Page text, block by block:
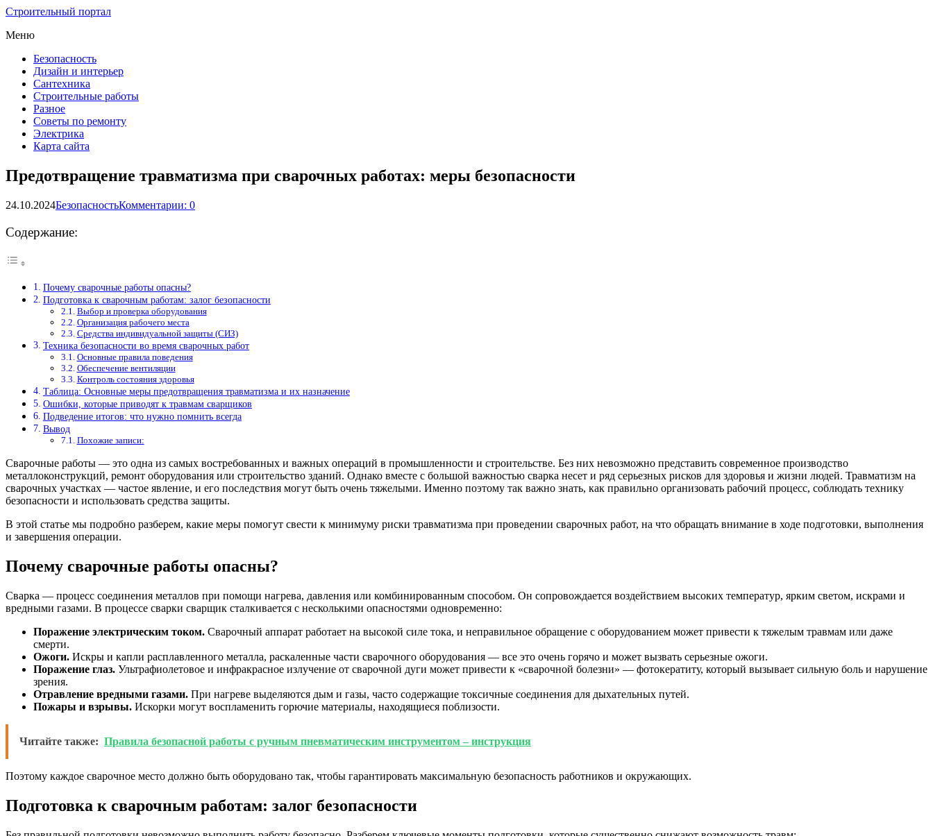
Строительный портал
Меню
Безопасность
Дизайн и интерьер
Сантехника
Строительные работы
Разное
Советы по ремонту
Электрика
Карта сайта
Предотвращение травматизма при сварочных работах: меры безопасности
24.10.2024БезопасностьКомментарии: 0
Содержание:
Почему сварочные работы опасны?
Подготовка к сварочным работам: залог безопасности
Выбор и проверка оборудования
Организация рабочего места
Средства индивидуальной защиты (СИЗ)
Техника безопасности во время сварочных работ
Основные правила поведения
Обеспечение вентиляции
Контроль состояния здоровья
Таблица: Основные меры предотвращения травматизма и их назначение
Ошибки, которые приводят к травмам сварщиков
Подведение итогов: что нужно помнить всегда
Вывод
Похожие записи:
Сварочные работы — это одна из самых востребованных и важных операций в промышленности и строительстве. Без них невозможно представить современное производство
металлоконструкций, ремонт оборудования или строительство зданий. Однако вместе с большой важностью сварка несет и ряд серьезных рисков для здоровья и жизни людей. Травматизм на
сварочных участках — частое явление, и его последствия могут быть очень тяжелыми. Именно поэтому так важно знать, как правильно организовать рабочий процесс, соблюдать технику
безопасности и использовать средства защиты.
В этой статье мы подробно разберем, какие меры помогут свести к минимуму риски травматизма при проведении сварочных работ, на что обращать внимание в ходе подготовки, выполнения
и завершения операции.
Почему сварочные работы опасны?
Сварка — процесс соединения металлов при помощи нагрева, давления или комбинированным способом. Он сопровождается воздействием высоких температур, ярким светом, искрами и
вредными газами. В процессе сварки сварщик сталкивается с несколькими опасностями одновременно:
Поражение электрическим током. Сварочный аппарат работает на высокой силе тока, и неправильное обращение с оборудованием может привести к тяжелым травмам или даже
смерти.
Ожоги. Искры и капли расплавленного металла, раскаленные части сварочного оборудования — все это очень горячо и может вызвать серьезные ожоги.
Поражение глаз. Ультрафиолетовое и инфракрасное излучение от сварочной дуги может привести к «сварочной болезни» — фотокератиту, который вызывает сильную боль и нарушение
зрения.
Отравление вредными газами. При нагреве выделяются дым и газы, часто содержащие токсичные соединения для дыхательных путей.
Пожары и взрывы. Искорки могут воспламенить горючие материалы, находящиеся поблизости.
Читайте также: Правила безопасной работы с ручным пневматическим инструментом – инструкция
Поэтому каждое сварочное место должно быть оборудовано так, чтобы гарантировать максимальную безопасность работников и окружающих.
Подготовка к сварочным работам: залог безопасности